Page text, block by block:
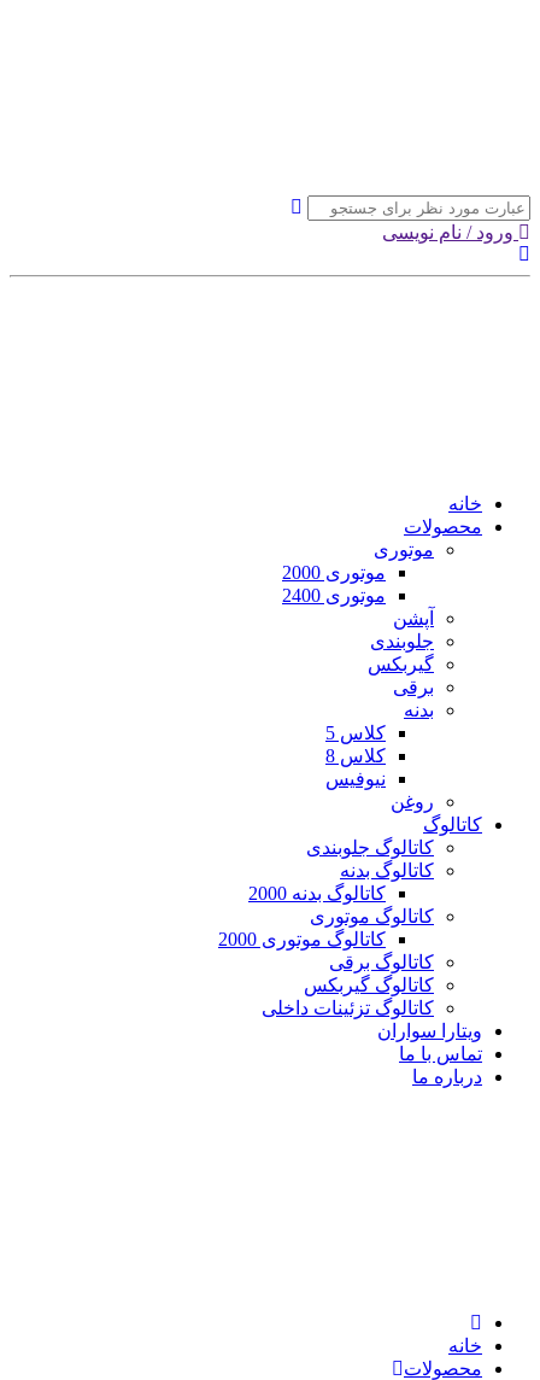
ورود / نام نویسی
خانه
محصولات
موتوری
موتوری 2000
موتوری 2400
آپشن
جلوبندی
گیربکس
برقی
بدنه
کلاس 5
کلاس 8
نیوفیس
روغن
کاتالوگ
کاتالوگ جلوبندی
کاتالوگ بدنه
کاتالوگ بدنه 2000
کاتالوگ موتوری
کاتالوگ موتوری 2000
کاتالوگ برقی
کاتالوگ گیربکس
کاتالوگ تزئینات داخلی
ویتارا سواران
تماس با ما
درباره ما
خانه
محصولات